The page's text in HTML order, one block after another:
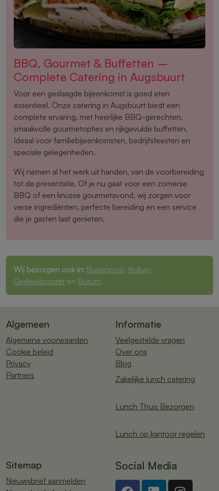
BBQ, Gourmet & Buffetten –
Complete Catering in Augsbuurt
Voor een geslaagde bijeenkomst is goed eten
essentieel. Onze catering in Augsbuurt biedt een
complete ervaring, met heerlijke BBQ-gerechten,
smaakvolle gourmetopties en rijkgevulde buffetten.
Ideaal voor familiebijeenkomsten, bedrijfsfeesten en
speciale gelegenheden.
Wij nemen al het werk uit handen, van de voorbereiding
tot de presentatie. Of je nu gaat voor een zomerse
BBQ of een knusse gourmetavond, wij zorgen voor
verse ingrediënten, perfecte bereiding en een service
die je gasten laat genieten.
Wij bezorgen ook in: Buitenpost, Kollum,
Gerkesklooster en Burum.
Algemeen
Algemene voorwaarden
Cookie beleid
Privacy
Partners
Informatie
Veelgestelde vragen
Over ons
Blog
Zakelijke lunch catering
Lunch Thuis Bezorgen
Lunch op kantoor regelen
Sitemap
Nieuwsbrief aanmelden
Social Media